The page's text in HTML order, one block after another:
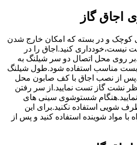
اجاق گاز
کوچک و در بسته که امکان خارج شدن
نیست،خودداری کنید.اجاق را در
روی محل اتصال دو سر شیلنگ به
بست مناسب استفاده شود.طول شیلنگ
باشد.پس از نصب اجاق با کف صابون محل
نشت گاز تست نمایید.از سر رفتن
شستوشوی سینی های
شویی استفاده نکنید.برای این
با مواد شوینده استفاده کنید و پس از